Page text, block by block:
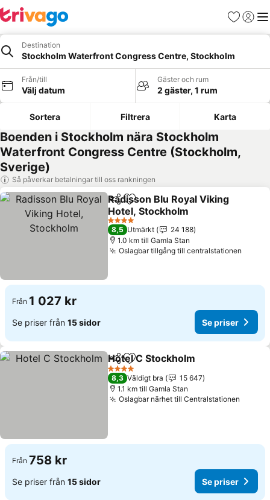
Favoriter
Logga
Destination
Stockholm Waterfront Congress Centre, Stockholm
Från/till
Välj datum
Gäster och rum
2 gäster, 1 rum
Sortera Filtrera Karta
Boenden i Stockholm nära Stockholm
Waterfront Congress Centre (Stockholm,
Sverige)
Så påverkar betalningar till oss rankningen
Dela Lägg till i Mina Favoriter
Radisson Blu Royal Viking
Hotel, Stockholm
4 Stjärnor
8,5 Utmärkt
24 188
1.0 km till Gamla Stan
Oslagbar tillgång till centralstationen
Från 1 027 kr
Se priser från 15 sidor Se priser
Dela Lägg till i Mina Favoriter
Hotel C Stockholm
4 Stjärnor
8,3 Väldigt bra
15 647
1.1 km till Gamla Stan
Oslagbar närhet till Centralstationen
Från 758 kr
Se priser från 15 sidor Se priser